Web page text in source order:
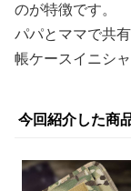
のが特徴です。
パパとママで共
帳ケースイニシ
今回紹介した商